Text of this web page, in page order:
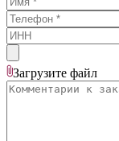
Загрузите файл